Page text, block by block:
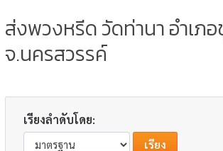
ส่งพวงหรีด วัดท่านา อำเภ
จ.นครสวรรค์
เรียงลำดับโดย: